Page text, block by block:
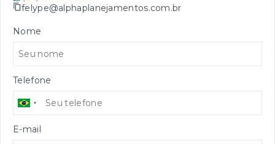
felype@alphaplanejamentos.com.br
Nome
Telefone
E-mail